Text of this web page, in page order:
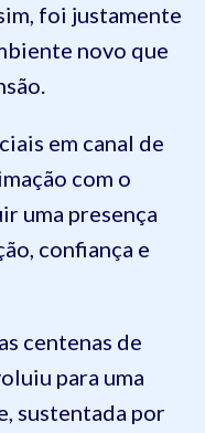
foi justamente
novo que
em canal de
com o
uma presença
confiança e
centenas de
para uma
sustentada por